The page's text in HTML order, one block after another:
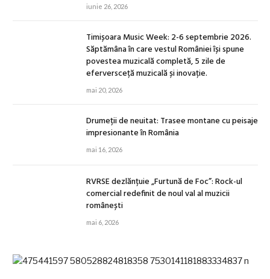
iunie 26, 2026
Timișoara Music Week: 2-6 septembrie 2026.
Săptămâna în care vestul României își spune
povestea muzicală completă, 5 zile de
eferversceță muzicală și inovație.
mai 20, 2026
Drumeții de neuitat: Trasee montane cu peisaje
impresionante în România
mai 16, 2026
RVRSE dezlănțuie „Furtună de Foc”: Rock-ul
comercial redefinit de noul val al muzicii
românești
mai 6, 2026